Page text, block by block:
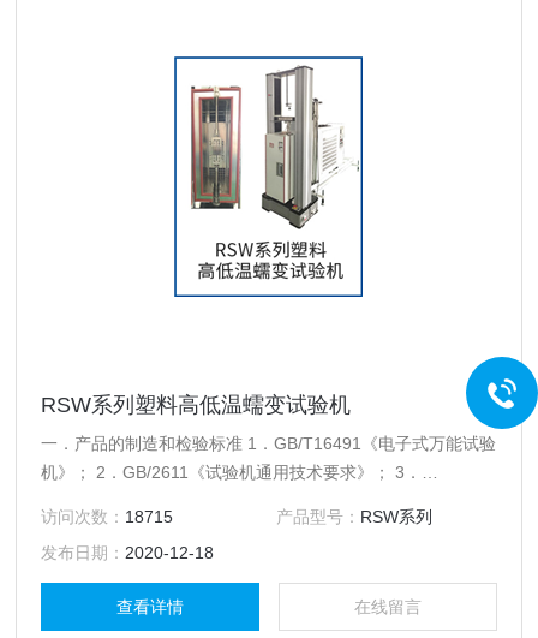
RSW系列塑料高低温蠕变试验机
一．产品的制造和检验标准 1．GB/T16491《电子式万能试验
机》； 2．GB/2611《试验机通用技术要求》； 3．
力试验机测力系统的检验与校准》。
访问次数： 18715 产品型号： RSW系列
发布日期： 2020-12-18
查看详情 在线留言